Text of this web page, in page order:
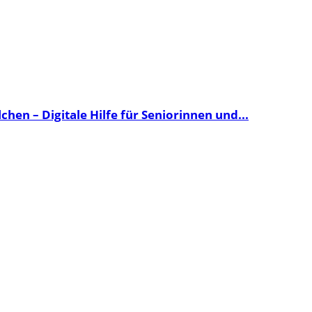
– Digitale Hilfe für Seniorinnen und...